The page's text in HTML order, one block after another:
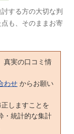
する方の大切な判
も、そのままお寄
真実の口コミ情
わせ からお願い
しますことを
・統計的な集計